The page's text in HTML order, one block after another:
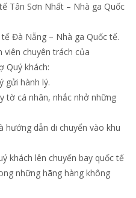
Tân Sơn Nhất – Nhà ga Quốc
Đà Nẵng – Nhà ga Quốc tế.
viên chuyên trách của
Quý khách:
gửi hành lý.
tờ cá nhân, nhắc nhở những
hướng dẫn di chuyển vào khu
khách lên chuyến bay quốc tế
những hãng hàng không